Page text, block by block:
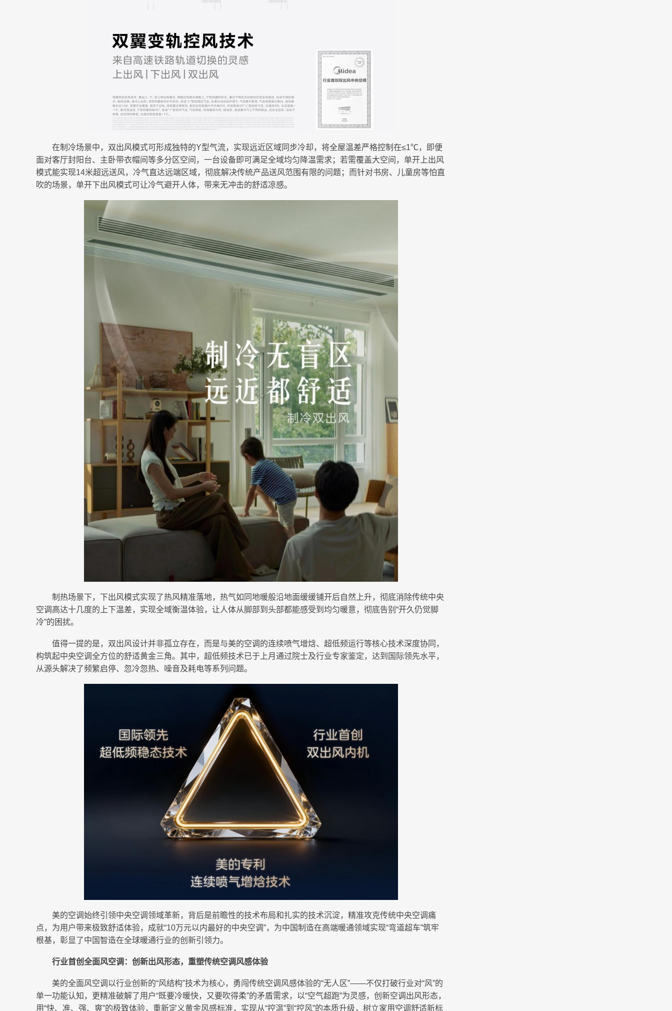
在制冷场景中，双出风模式可形成独特的Y型气流，实现远近区域同步冷却，将全屋温差严格控制在≤1℃，即便
面对客厅封阳台、主卧带衣帽间等多分区空间，一台设备即可满足全域均匀降温需求；若需覆盖大空间，单开上出风
模式能实现14米超远送风，冷气直达远端区域，彻底解决传统产品送风范围有限的问题；而针对书房、儿童房等怕直
吹的场景，单开下出风模式可让冷气避开人体，带来无冲击的舒适凉感。
制热场景下，下出风模式实现了热风精准落地，热气如同地暖般沿地面缓缓铺开后自然上升，彻底消除传统中央
空调高达十几度的上下温差，实现全域衡温体验，让人体从脚部到头部都能感受到均匀暖意，彻底告别“开久仍觉脚
冷”的困扰。
值得一提的是，双出风设计并非孤立存在，而是与美的空调的连续喷气增焓、超低频运行等核心技术深度协同，
构筑起中央空调全方位的舒适黄金三角。其中，超低频技术已于上月通过院士及行业专家鉴定，达到国际领先水平，
从源头解决了频繁启停、忽冷忽热、噪音及耗电等系列问题。
美的空调始终引领中央空调领域革新，背后是前瞻性的技术布局和扎实的技术沉淀，精准攻克传统中央空调痛
点，为用户带来极致舒适体验，成就“10万元以内最好的中央空调”，为中国制造在高端暖通领域实现“弯道超车”筑牢
根基，彰显了中国智造在全球暖通行业的创新引领力。
行业首创全面风空调：创新出风形态，重塑传统空调风感体验
美的全面风空调以行业创新的“风结构”技术为核心，勇闯传统空调风感体验的“无人区”——不仅打破行业对“风”的
单一功能认知，更精准破解了用户“既要冷暖快，又要吹得柔”的矛盾需求，以“空气超跑”为灵感，创新空调出风形态，
用“快、准、强、爽”的极致体验，重新定义黄金风感标准，实现从“控温”到“控风”的本质升级，树立家用空调舒适新标